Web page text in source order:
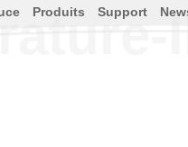
Produits Support